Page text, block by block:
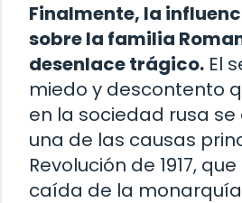
Finalmente, la
sobre la familia
desenlace trágico. El
miedo y descontento
en la sociedad rusa se
una de las causas
Revolución de 1917,
caída de la